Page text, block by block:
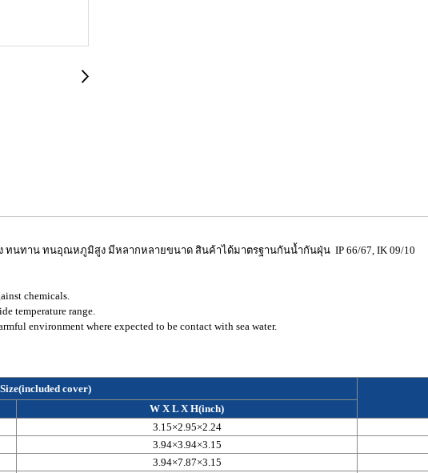
ทนทาน ทนอุณหภูมิสูง มีหลากหลายขนาด สินค้าได้มาตรฐานกันน้ำกันฝุ่น IP 66/67, IK 09/10
chemicals.
temperature range.
environment where expected to be contact with sea water.
Size(included cover)
W X L X H(inch)
3.15×2.95×2.24
3.94×3.94×3.15
3.94×7.87×3.15